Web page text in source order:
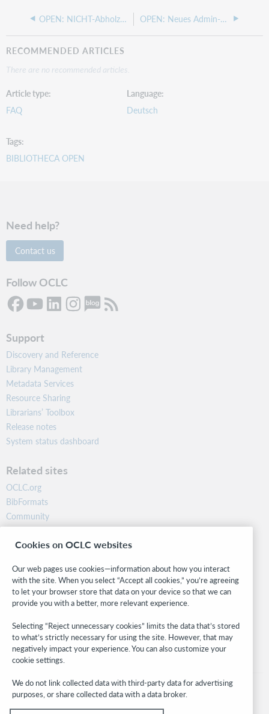
OPEN: NICHT-Abholzweigstellen für vorgemerkte Medien festlegen OPEN: Neues Admin-Konto anlegen
RECOMMENDED ARTICLES
There are no recommended articles.
Article type
FAQ
Language
Deutsch
Tags
BIBLIOTHECA OPEN
Need help?
Contact us
Follow OCLC
Support
Discovery and Reference
Library Management
Metadata Services
Resource Sharing
Librarians’ Toolbox
Release notes
System status dashboard
Related sites
OCLC.org
BibFormats
Community
Research
WebJunction
Stay in the know.
Get the latest product updates, research, events, and much more—
right to your inbox.
Subscribe now
Cookies on OCLC websites
Our web pages use cookies—information about how you interact
with the site. When you select “Accept all cookies,” you’re agreeing
to let your browser store that data on your device so that we can
provide you with a better, more relevant experience.
Selecting “Reject unnecessary cookies” limits the data that’s stored
to what’s strictly necessary for using the site. However, that may
negatively impact your experience. You can also customize your
cookie settings.
We do not link collected data with third-party data for advertising
purposes, or share collected data with a data broker.